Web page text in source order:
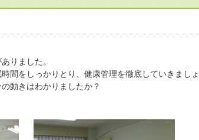
りました。
間をしっかりとり、健康管理を徹底していきまし
動きはわかりましたか？